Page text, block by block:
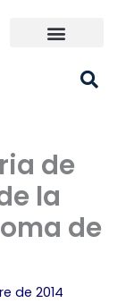
de
la
de
de 2014